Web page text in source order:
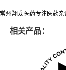
常州翔龙医药专注医药
相关产品：